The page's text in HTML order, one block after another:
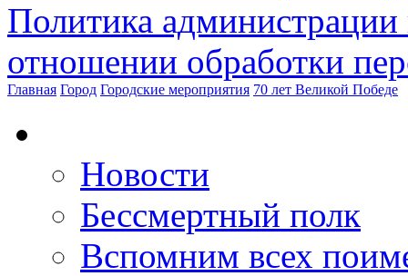
Политика
отношении обработки
Главная Город Городские мероприятия 70 лет Великой Победе
Новости
Бессмертный полк
Вспомним всех